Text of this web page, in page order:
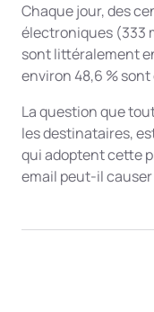
Chaque jour, des
électroniques (333
sont littéralement
environ 48,6 %
La question que
les destinataires,
qui adoptent cette
email peut-il causer